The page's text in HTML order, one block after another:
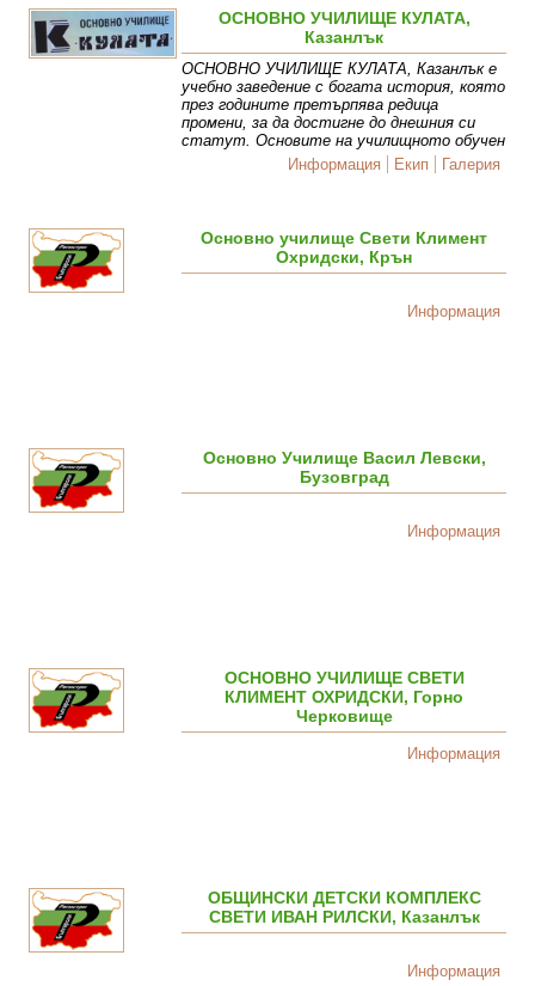
ОСНОВНО УЧИЛИЩЕ КУЛАТА,
Казанлък
ОСНОВНО УЧИЛИЩЕ КУЛАТА, Казанлък е
учебно заведение с богата история, която
през годините претърпява редица
промени, за да достигне до днешния си
статут. Основите на училищното обучен
Информация
Екип Галерия
Основно училище Свети Климент
Охридски, Крън
Информация
Основно Училище Васил Левски,
Бузовград
Информация
ОСНОВНО УЧИЛИЩЕ СВЕТИ
КЛИМЕНТ ОХРИДСКИ, Горно
Черковище
Информация
OБЩИНСКИ ДЕТСКИ КОМПЛЕКС
СВЕТИ ИВАН РИЛСКИ, Казанлък
Информация